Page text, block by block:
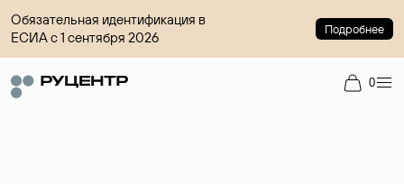
Обязательная идентификация в
ЕСИА с 1 сентября 2026
Подробнее
0